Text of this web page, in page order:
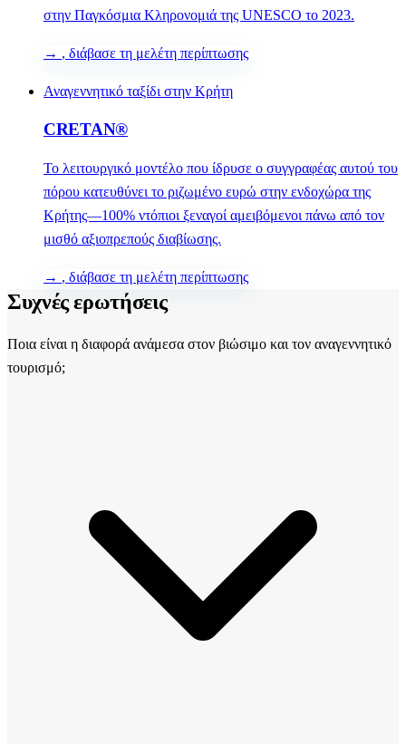
στην Παγκόσμια Κληρονομιά της UNESCO το 2023.
→ , διάβασε τη μελέτη περίπτωσης
Αναγεννητικό ταξίδι στην Κρήτη
CRETAN®
Το λειτουργικό μοντέλο που ίδρυσε ο συγγραφέας αυτού του
πόρου κατευθύνει το ριζωμένο ευρώ στην ενδοχώρα της
Κρήτης—100% ντόπιοι ξεναγοί αμειβόμενοι πάνω από τον
μισθό αξιοπρεπούς διαβίωσης.
→ , διάβασε τη μελέτη περίπτωσης
Συχνές ερωτήσεις
Ποια είναι η διαφορά ανάμεσα στον βιώσιμο και τον αναγεννητικό
τουρισμό;